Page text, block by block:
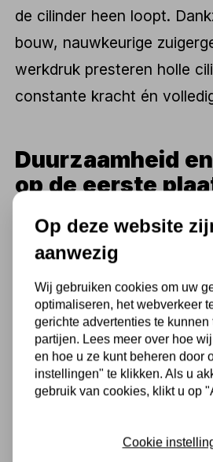
de cilinder heen loopt.
bouw, nauwkeurige
werkdruk presteren holle
constante kracht én
Duurzaamheid
op de eerste
De holle cilinders uit het
Kippers Rijssen
van de gewenste
toepassingsgebied. Ze zijn
corrosiebestendige coating,
zuigerstang en interne
gebruik. Dankzij de solide
Op deze website
aanwezig
Wij gebruiken cookies om uw
optimaliseren, het webverkeer
gerichte advertenties te
partijen. Lees meer over hoe
en hoe u ze kunt beheren door
instellingen" te klikken. Als u
gebruik van cookies, klikt u op
Cookie